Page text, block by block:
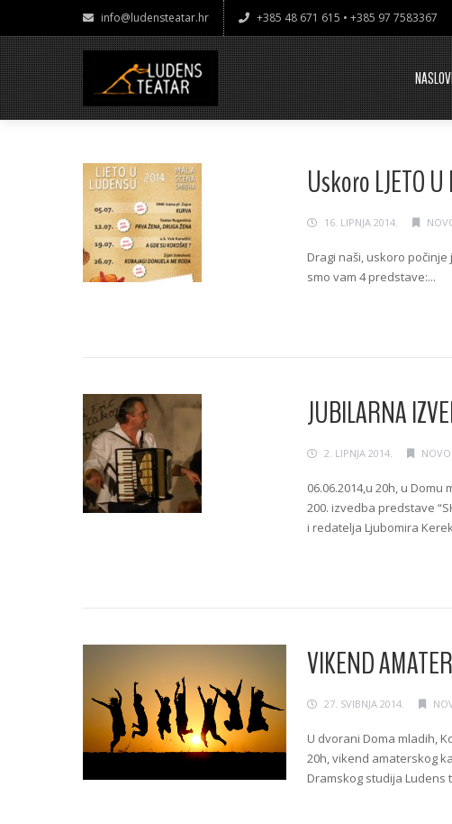
info@ludensteatar.hr +385 48 671 615 • +385 97 7583367
Uskoro LJETO
16. LIPNJA 2014.
Dragi naši, uskoro
smo vam 4 predstave:...
JUBILARNA
2. LIPNJA 2014.
06.06.2014,u 20h, u
200. izvedba predstave
i redatelja Ljubomira
VIKEND
27. SVIBNJA 2014.
U dvorani Doma mladih,
20h, vikend amaterskog
Dramskog studija Ludens